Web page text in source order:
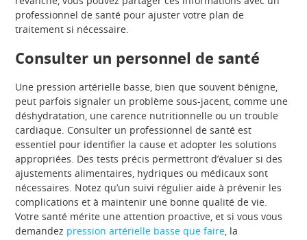
professionnel de santé pour ajuster votre plan de
traitement si nécessaire.
Consulter un personnel de santé
Une pression artérielle basse, bien que souvent bénigne,
peut parfois signaler un problème sous-jacent, comme une
déshydratation, une carence nutritionnelle ou un trouble
cardiaque. Consulter un professionnel de santé est
essentiel pour identifier la cause et adopter les solutions
appropriées. Des tests précis permettront d’évaluer si des
ajustements alimentaires, hydriques ou médicaux sont
nécessaires. Notez qu’un suivi régulier aide à prévenir les
complications et à maintenir une bonne qualité de vie.
Votre santé mérite une attention proactive, et si vous vous
demandez pression artérielle basse que faire , la